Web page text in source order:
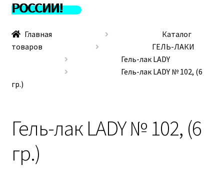
Если у Вас остались вопросы
Контакты
Личный кабинет
О нашей ТМ MiRinails
О планах на будущее
РОССИИ!
Главная
Каталог
товаров
ГЕЛЬ-ЛАКИ
Гель-лак LADY
Гель-лак LADY № 102, (6
гр.)
Гель-лак LADY № 102, (6
гр.)